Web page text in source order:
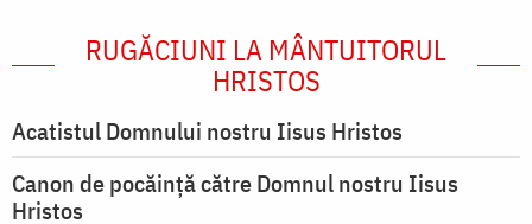
RUGĂCIUNI LA MÂNTUITORUL
HRISTOS
Acatistul Domnului nostru Iisus Hristos
Canon de pocăință către Domnul nostru Iisus
Hristos